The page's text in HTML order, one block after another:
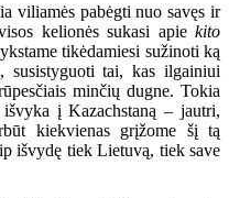
viliamės pabėgti nuo savęs ir
kelionės sukasi apie kito
tikėdamiesi sužinoti ką
susistyguoti tai, kas ilgainiui
minčių dugne. Tokia
į Kazachstaną – jautri,
kiekvienas grįžome šį tą
išvydę tiek Lietuvą, tiek save